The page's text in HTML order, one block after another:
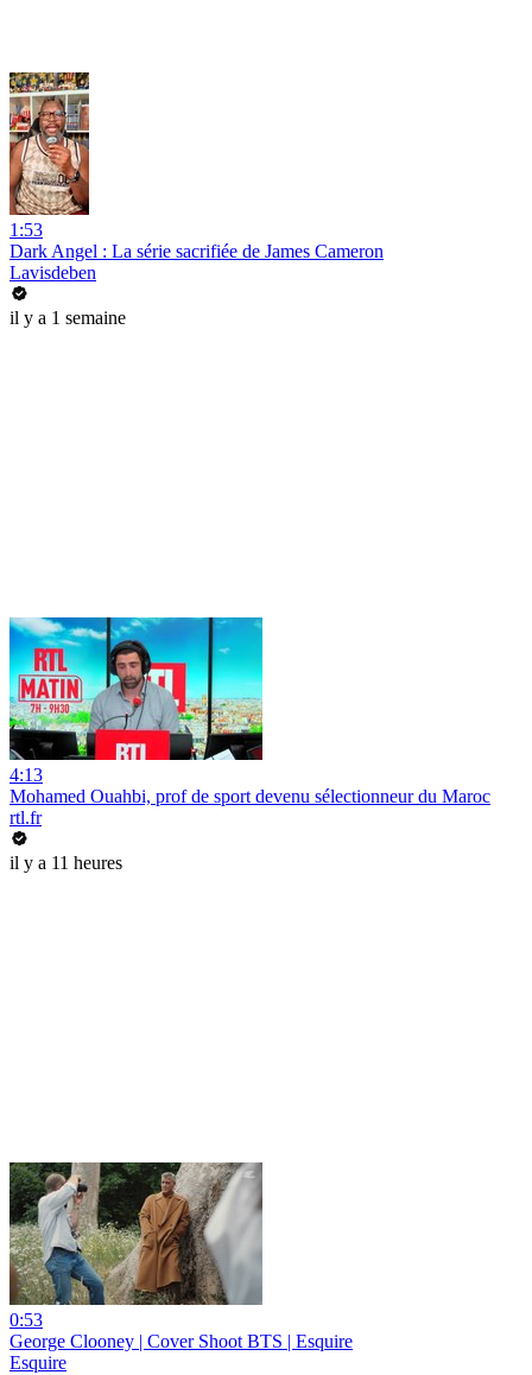
1:53
Dark Angel : La série sacrifiée de James Cameron
Lavisdeben
il y a 1 semaine
4:13
Mohamed Ouahbi, prof de sport devenu sélectionneur du Maroc
rtl.fr
il y a 11 heures
0:53
George Clooney | Cover Shoot BTS | Esquire
Esquire